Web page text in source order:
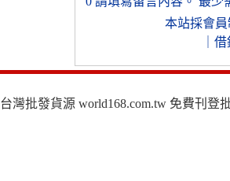
本站採會員
借
台灣批發貨源 world168.com.tw 免費刊登